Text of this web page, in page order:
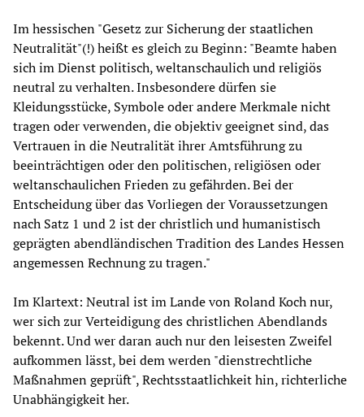
Im hessischen "Gesetz zur Sicherung der staatlichen
Neutralität"(!) heißt es gleich zu Beginn: "Beamte haben
sich im Dienst politisch, weltanschaulich und religiös
neutral zu verhalten. Insbesondere dürfen sie
Kleidungsstücke, Symbole oder andere Merkmale nicht
tragen oder verwenden, die objektiv geeignet sind, das
Vertrauen in die Neutralität ihrer Amtsführung zu
beeinträchtigen oder den politischen, religiösen oder
weltanschaulichen Frieden zu gefährden. Bei der
Entscheidung über das Vorliegen der Voraussetzungen
nach Satz 1 und 2 ist der christlich und humanistisch
geprägten abendländischen Tradition des Landes Hessen
angemessen Rechnung zu tragen."
Im Klartext: Neutral ist im Lande von Roland Koch nur,
wer sich zur Verteidigung des christlichen Abendlands
bekennt. Und wer daran auch nur den leisesten Zweifel
aufkommen lässt, bei dem werden "dienstrechtliche
Maßnahmen geprüft", Rechtsstaatlichkeit hin, richterliche
Unabhängigkeit her.